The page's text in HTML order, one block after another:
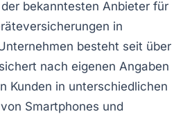
bekanntesten Anbieter für
in
besteht seit über
nach eigenen Angaben
Kunden in unterschiedlichen
Smartphones und